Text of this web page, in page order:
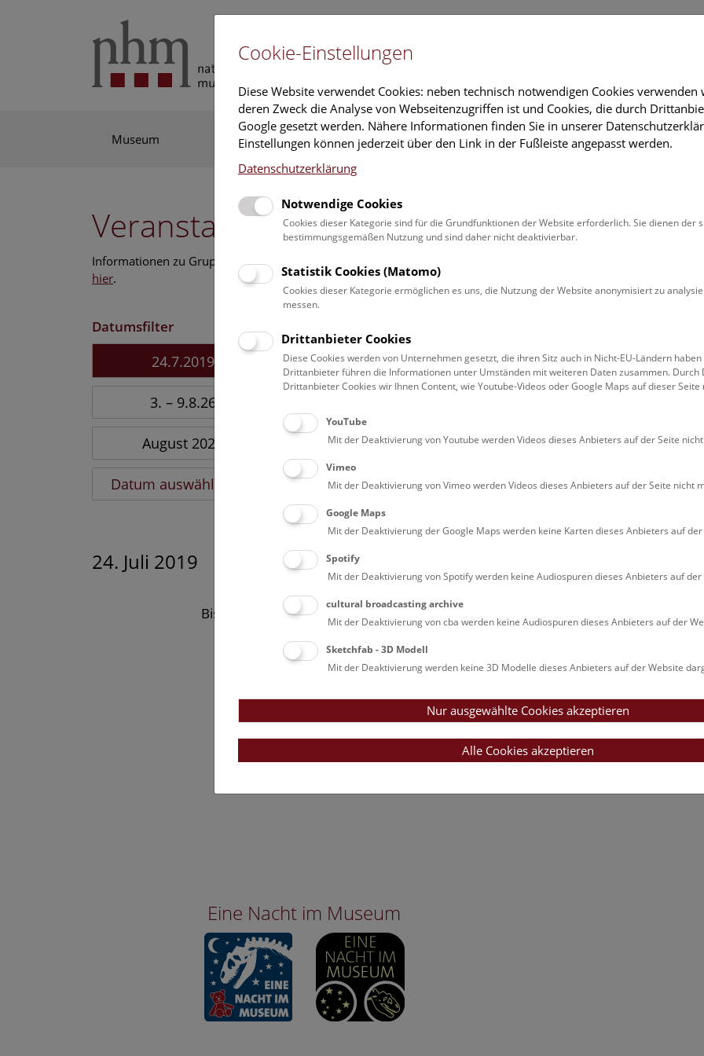
Museum Ausstellung Forschung Führungen & Aktivitäten Deck 50
Veranstaltungskalender
Informationen zu Gruppen,- Kindergarten- und Schulprogrammen finden Sie
hier.
Datumsfilter
24.7.2019
3. – 9.8.26
August 2026
Datum auswählen
Erwachsene (0)
Familien (0)
Führungen &
Kulinarik &
24. Juli 2019
Bisher keine Ergebnisse. Dienstags ist das NHM Wien in der Regel geschlossen.
Eine Nacht im Museum
Cookie-Einstellungen
Diese Website verwendet Cookies: neben technisch notwendigen Cookies verwenden
deren Zweck die Analyse von Webseitenzugriffen ist und Cookies, die durch
Google gesetzt werden. Nähere Informationen finden Sie in unserer
Einstellungen können jederzeit über den Link in der Fußleiste angepasst werden.
Datenschutzerklärung
Notwendige Cookies
Cookies dieser Kategorie sind für die Grundfunktionen der Website erforderlich. Sie dienen der
bestimmungsgemäßen Nutzung und sind daher nicht deaktivierbar.
Statistik Cookies (Matomo)
Cookies dieser Kategorie ermöglichen es uns, die Nutzung der Website anonymisiert zu
messen.
Drittanbieter Cookies
Diese Cookies werden von Unternehmen gesetzt, die ihren Sitz auch in Nicht-EU-Ländern haben
Drittanbieter führen die Informationen unter Umständen mit weiteren Daten zusammen. Durch
Drittanbieter Cookies wir Ihnen Content, wie Youtube-Videos oder Google Maps auf dieser
YouTube
Mit der Deaktivierung von Youtube werden Videos dieses Anbieters auf der Seite
Vimeo
Mit der Deaktivierung von Vimeo werden Videos dieses Anbieters auf der Seite nicht
Google Maps
Mit der Deaktivierung der Google Maps werden keine Karten dieses Anbieters auf
Spotify
Mit der Deaktivierung von Spotify werden keine Audiospuren dieses Anbieters auf
cultural broadcasting archive
Mit der Deaktivierung von cba werden keine Audiospuren dieses Anbieters auf der
Sketchfab - 3D Modell
Mit der Deaktivierung werden keine 3D Modelle dieses Anbieters auf der Website
Nur ausgewählte Cookies akzeptieren
Alle Cookies akzeptieren